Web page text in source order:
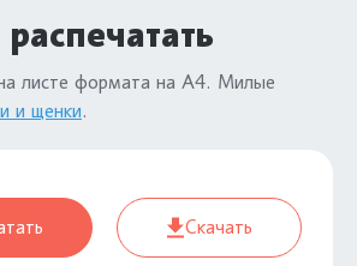
листе формата на А4. Милые
и щенки.
Скачать